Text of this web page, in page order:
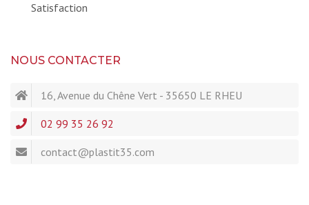
Satisfaction
NOUS CONTACTER
16, Avenue du Chêne Vert - 35650 LE RHEU
02 99 35 26 92
contact@plastit35.com